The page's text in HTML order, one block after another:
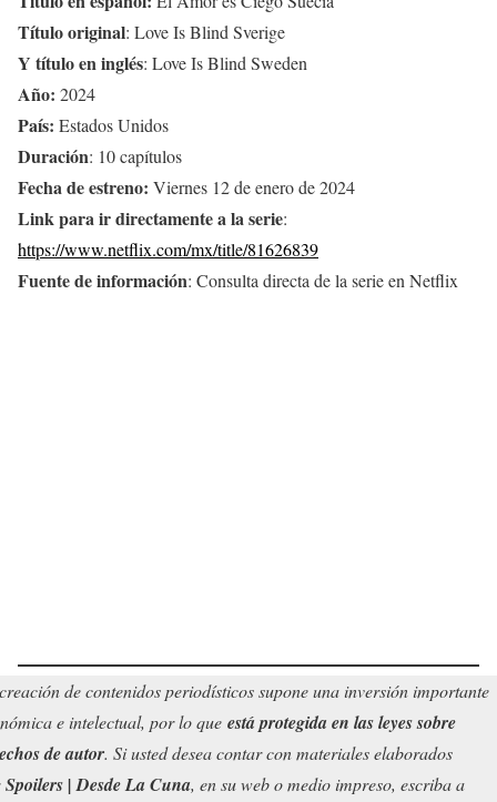
Título original: Love Is Blind Sverige
Y título en inglés: Love Is Blind Sweden
Año: 2024
País: Estados Unidos
Duración: 10 capítulos
Fecha de estreno: Viernes 12 de enero de 2024
Link para ir directamente a la serie:
https://www.netflix.com/mx/title/81626839
Fuente de información: Consulta directa de la serie en Netflix
de contenidos periodísticos supone una inversión importante
e intelectual, por lo que está protegida en las leyes sobre
de autor. Si usted desea contar con materiales elaborados
Spoilers | Desde La Cuna, en su web o medio impreso, escriba a